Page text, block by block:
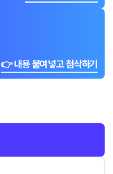
👉 내용 붙여넣고 첨삭하기